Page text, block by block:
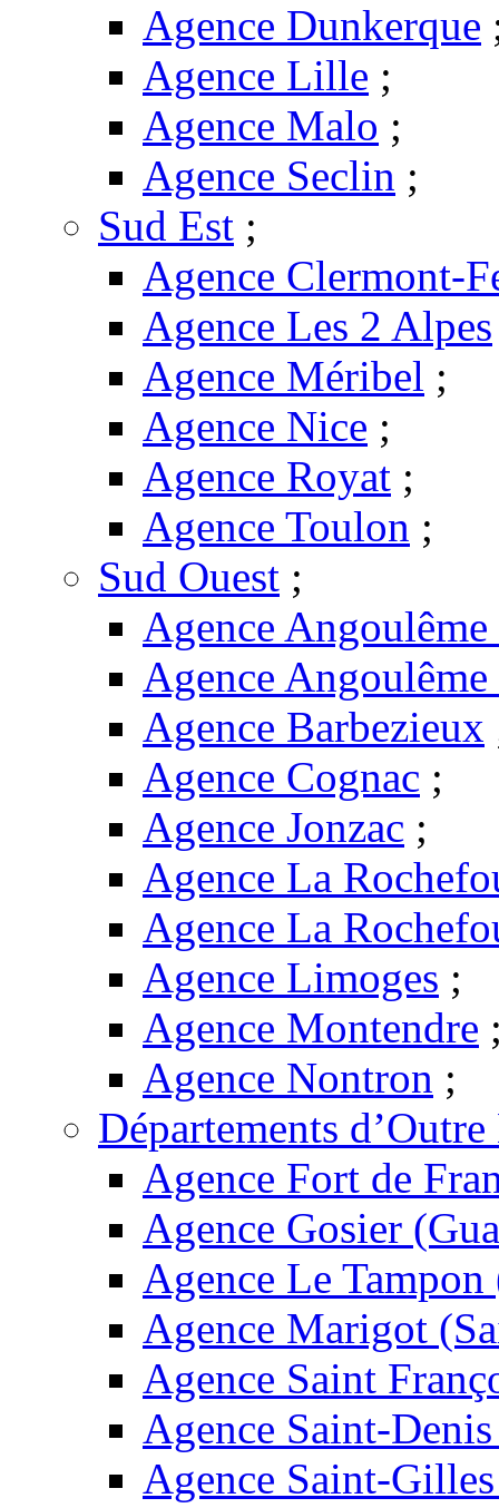
Agence Dunkerque
Agence Lille ;
Agence Malo ;
Agence Seclin ;
Sud Est ;
Agence Clermont-
Agence Les 2 Alpes
Agence Méribel ;
Agence Nice ;
Agence Royat ;
Agence Toulon ;
Sud Ouest ;
Agence
Agence
Agence Barbezieux
Agence Cognac ;
Agence Jonzac ;
Agence La
Agence La
Agence Limoges ;
Agence Montendre
Agence Nontron ;
Départements
Agence Fort de
Agence Gosier
Agence Le
Agence Marigot
Agence Saint
Agence Saint-
Agence Saint-